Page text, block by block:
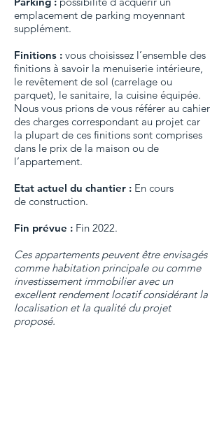
emplacement de parking moyennant
supplément.
Finitions : vous choisissez l’ensemble des
finitions à savoir la menuiserie intérieure,
le revêtement de sol (carrelage ou
parquet), le sanitaire, la cuisine équipée.
Nous vous prions de vous référer au cahier
des charges correspondant au projet car
la plupart de ces finitions sont comprises
dans le prix de la maison ou de
l’appartement.
Etat actuel du chantier : En cours
de construction.
Fin prévue : Fin 2022.
Ces appartements peuvent être envisagés
comme habitation principale ou comme
investissement immobilier avec un
excellent rendement locatif considérant la
localisation et la qualité du projet
proposé.